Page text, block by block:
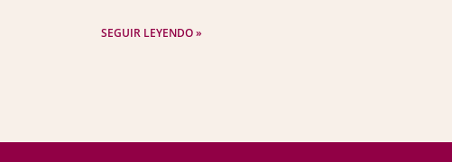
SEGUIR LEYENDO »